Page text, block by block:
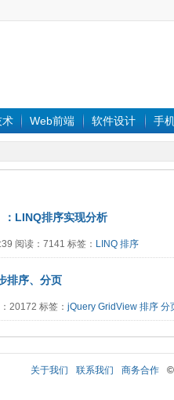
术 Web前端 软件设计 手
：LINQ排序实现分析
阅读：7141 标签： LINQ 排序
排序、分页
20172 标签： jQuery GridView 排序 分
关于我们 联系我们 商务合作